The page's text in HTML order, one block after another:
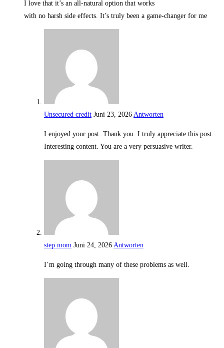
I love that it’s an all-natural option that works
with no harsh side effects. It’s truly been a game-changer for me
Unsecured credit Juni 23, 2026 Antworten
I enjoyed your post. Thank you. I truly appreciate this post.
Interesting content. You are a very persuasive writer.
step mom Juni 24, 2026 Antworten
I’m going through many of these problems as well.